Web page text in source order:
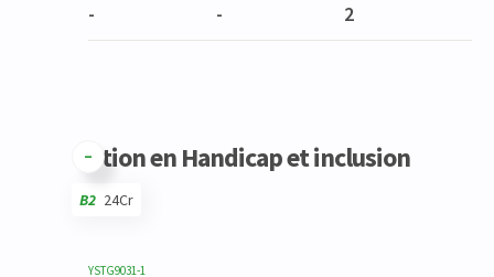
- - 2
Option en Handicap et inclusion
B2 24Cr
YSTG9031-1